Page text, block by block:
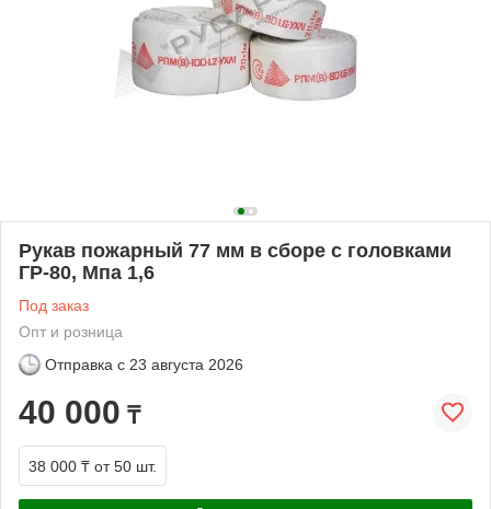
Рукав пожарный 77 мм в сборе с головками
ГР-80, Мпа 1,6
Под заказ
Опт и розница
Отправка с 23 августа 2026
40 000 ₸
38 000 ₸ от 50 шт.